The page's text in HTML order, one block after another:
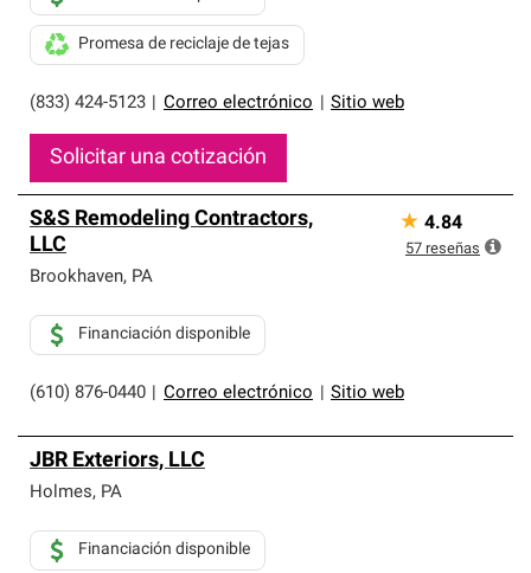
(833) 424-5123 Correo electrónico Sitio web
Promesa de reciclaje de tejas
Solicitar una cotización
S&S Remodeling Contractors,
LLC
Brookhaven, PA
(610) 876-0440 Correo electrónico Sitio web
Financiación disponible
★ 4.84
57 reseñas
JBR Exteriors, LLC
Holmes, PA
Financiación disponible